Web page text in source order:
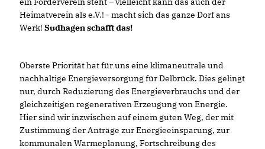
Heimatverein als e.V.! - macht sich das ganze Dorf ans
Werk! Sudhagen schafft das!
Oberste Priorität hat für uns eine klimaneutrale und
nachhaltige Energieversorgung für Delbrück. Dies gelingt
nur, durch Reduzierung des Energieverbrauchs und der
gleichzeitigen regenerativen Erzeugung von Energie.
Hier sind wir inzwischen auf einem guten Weg, der mit
Zustimmung der Anträge zur Energieeinsparung, zur
kommunalen Wärmeplanung, Fortschreibung des